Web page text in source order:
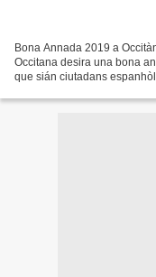
Bona Annada 2019 a
Occitana desira una bona
que sián ciutadans